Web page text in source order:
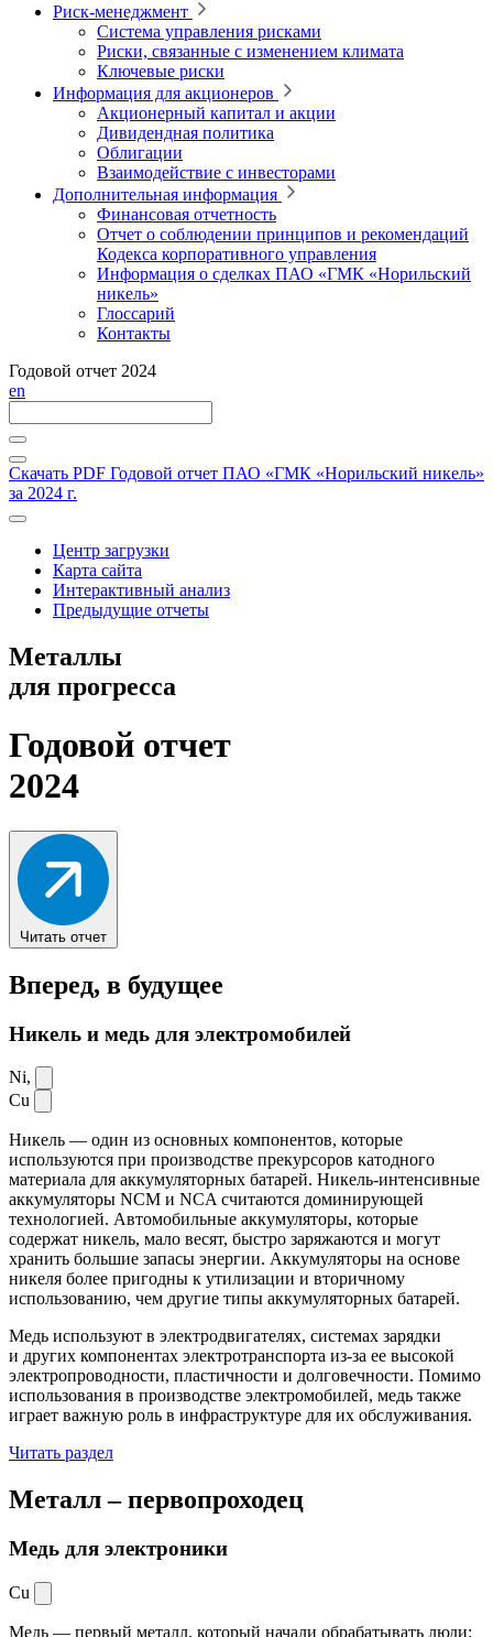
Риск-менеджмент
Система управления рисками
Риски, связанные с изменением климата
Ключевые риски
Информация для акционеров
Акционерный капитал и акции
Дивидендная политика
Облигации
Взаимодействие с инвесторами
Дополнительная информация
Финансовая отчетность
Отчет о соблюдении принципов и рекомендаций
Кодекса корпоративного управления
Информация о сделках ПАО «ГМК «Норильский
никель»
Глоссарий
Контакты
Годовой отчет 2024
en
Скачать PDF Годовой отчет ПАО «ГМК «Норильский никель»
за 2024 г.
Центр загрузки
Карта сайта
Интерактивный анализ
Предыдущие отчеты
Металлы
для прогресса
Годовой отчет
2024
Читать отчет
Вперед, в будущее
Никель и медь для электромобилей
Ni,
Cu
Никель — один из основных компонентов, которые
используются при производстве прекурсоров катодного
материала для аккумуляторных батарей. Никель-интенсивные
аккумуляторы NCM и NCA считаются доминирующей
технологией. Автомобильные аккумуляторы, которые
содержат никель, мало весят, быстро заряжаются и могут
хранить большие запасы энергии. Аккумуляторы на основе
никеля более пригодны к утилизации и вторичному
использованию, чем другие типы аккумуляторных батарей.
Медь используют в электродвигателях, системах зарядки
и других компонентах электротранспорта из-за ее высокой
электропроводности, пластичности и долговечности. Помимо
использования в производстве электромобилей, медь также
играет важную роль в инфраструктуре для их обслуживания.
Читать раздел
Металл –первопроходец
Медь для электроники
Cu
Медь — первый металл, который начали обрабатывать люди: